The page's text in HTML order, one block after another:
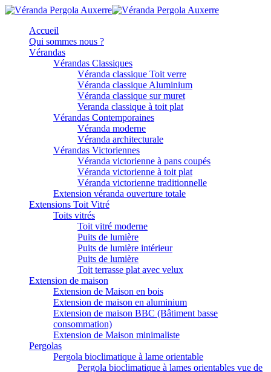
Accueil
Qui sommes nous ?
Vérandas
Vérandas Classiques
Véranda classique Toit verre
Véranda classique Aluminium
Véranda classique sur muret
Veranda classique à toit plat
Vérandas Contemporaines
Véranda moderne
Véranda architecturale
Vérandas Victoriennes
Véranda victorienne à pans coupés
Véranda victorienne à toit plat
Véranda victorienne traditionnelle
Extension véranda ouverture totale
Extensions Toit Vitré
Toits vitrés
Toit vitré moderne
Puits de lumière
Puits de lumière intérieur
Puits de lumière
Toit terrasse plat avec velux
Extension de maison
Extension de Maison en bois
Extension de maison en aluminium
Extension de maison BBC (Bâtiment basse
consommation)
Extension de Maison minimaliste
Pergolas
Pergola bioclimatique à lame orientable
Pergola bioclimatique à lames orientables vue de